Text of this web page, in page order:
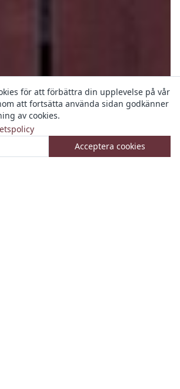
för att förbättra din upplevelse på vår
att fortsätta använda sidan godkänner
av cookies.
Acceptera cookies